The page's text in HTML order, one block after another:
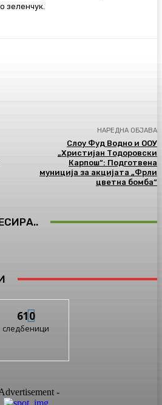
зеленчук.
НАРЕДНА ОБЈАВА
Слоу Фуд Водно и ООУ
„Христијан Тодоровски
Карпош“: Подготвена
муниција за акцијата „Фрли
цветна бомба“
610
следбеници
-